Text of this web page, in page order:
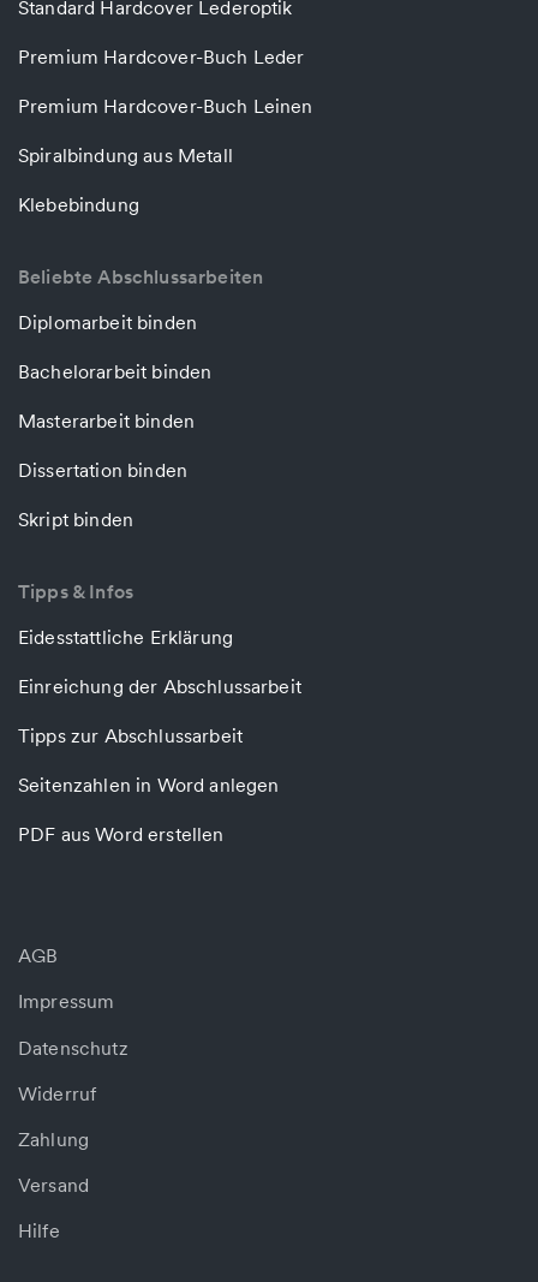
Standard Hardcover Lederoptik
Premium Hardcover-Buch Leder
Premium Hardcover-Buch Leinen
Spiralbindung aus Metall
Klebebindung
Beliebte Abschlussarbeiten
Diplomarbeit binden
Bachelorarbeit binden
Masterarbeit binden
Dissertation binden
Skript binden
Tipps & Infos
Eidesstattliche Erklärung
Einreichung der Abschlussarbeit
Tipps zur Abschlussarbeit
Seitenzahlen in Word anlegen
PDF aus Word erstellen
AGB
Impressum
Datenschutz
Widerruf
Zahlung
Versand
Hilfe